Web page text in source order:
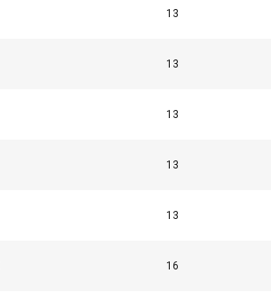
13
13
13
13
13
16